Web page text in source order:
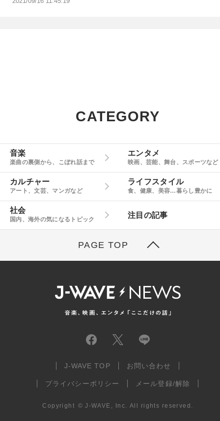
CATEGORY
音楽
楽曲の裏側から、こぼれ話まで
エンタメ
映画、芸能、舞台、スポーツなど
カルチャー
アート、文芸、マンガなど
ライフスタイル
食、健康、美容…暮らし豊かに
社会
国内、海外の気になるトピック
注目の記事
PAGE TOP
J-WAVE TOP お問い合わせ
プライバシーポリシー メール登録/解除
Copyright © J-WAVE, Inc. All rights reserved.